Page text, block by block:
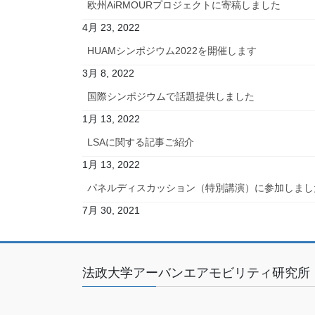
欧州AiRMOURプロジェクトに寄稿しました
4月 23, 2022
HUAMシンポジウム2022を開催します
3月 8, 2022
国際シンポジウムで話題提供しました
1月 13, 2022
LSAに関する記事ご紹介
1月 13, 2022
パネルディスカッション（特別講演）に参加しま
7月 30, 2021
法政大学アーバンエアモビリティ研究所